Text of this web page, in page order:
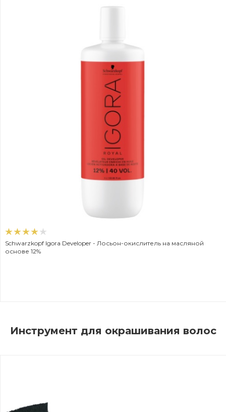
Schwarzkopf Igora Developer - Лосьон-окислитель на масляной
основе 12%
Инструмент для окрашивания волос